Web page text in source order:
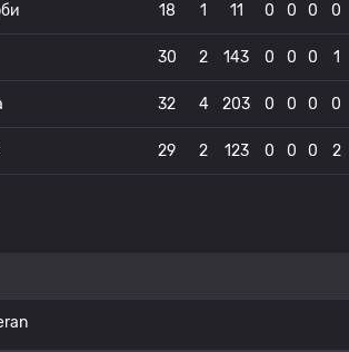
18 1 11 0 0 0 0
30 2 143 0 0 0 1
32 4 203 0 0 0 0
29 2 123 0 0 0 2